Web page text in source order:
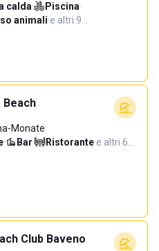
calda· Piscina·
animali·e altri 9…
Beach
Monate
· Bar· Ristorante·e altri 6…
Club Baveno